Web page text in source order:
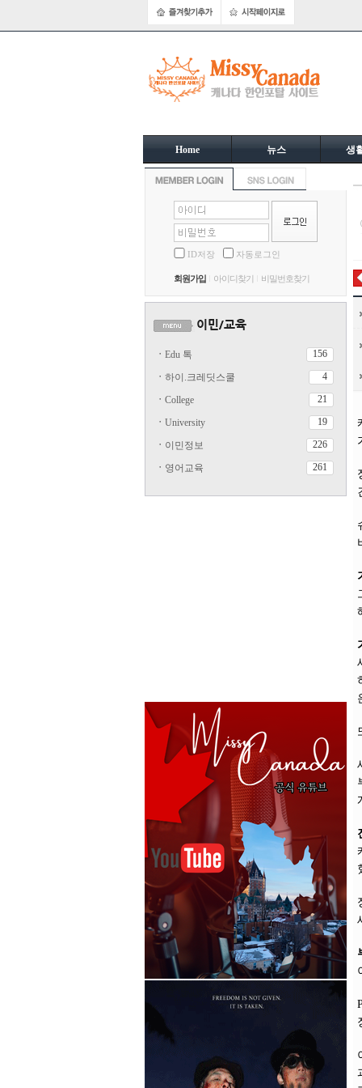
Home 뉴스 생
ID저장 자동로그인
회원가입 아이디찾기 비밀번호찾기
ㆍ Edu 톡 156
ㆍ 하이.크레딧스쿨 4
ㆍ College 21
ㆍ University 19
ㆍ 이민정보 226
ㆍ 영어교육 261